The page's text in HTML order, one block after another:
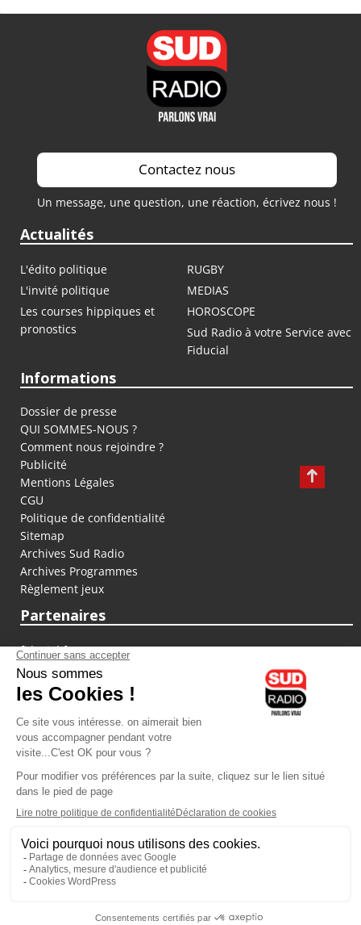
Contactez nous
Un message, une question, une réaction, écrivez nous !
Actualités
L'édito politique
RUGBY
L'invité politique
MEDIAS
Les courses hippiques et
pronostics
HOROSCOPE
Sud Radio à votre Service avec
Fiducial
Informations
Dossier de presse
QUI SOMMES-NOUS ?
Comment nous rejoindre ?
Publicité
Mentions Légales
CGU
Politique de confidentialité
Sitemap
Archives Sud Radio
Archives Programmes
Règlement jeux
Partenaires
fiducial.fr
lyoncapitale.fr
olympique-et-lyonnais.com
L'application Iphone / Android
Téléchargez l'application
Les cookies
Gestion des cookies
Crédit photos : ©Sud Radio / Pierre Olivier